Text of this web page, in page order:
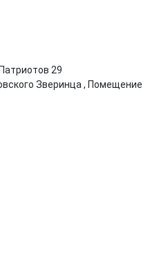
29
Зверинца , Помещение